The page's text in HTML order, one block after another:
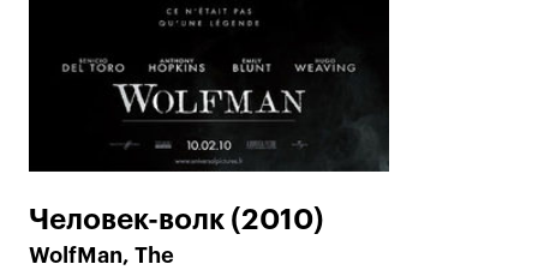
Человек-волк (2010)
WolfMan, The